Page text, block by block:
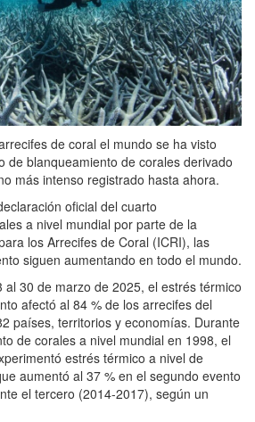
de coral el mundo se ha visto
de blanqueamiento de corales derivado
más intenso registrado hasta ahora.
oficial del cuarto
a nivel mundial por parte de la
los Arrecifes de Coral (ICRI), las
siguen aumentando en todo el mundo.
al 30 de marzo de 2025, el estrés térmico
afectó al 84 % de los arrecifes del
países, territorios y economías. Durante
de corales a nivel mundial en 1998, el
estrés térmico a nivel de
aumentó al 37 % en el segundo evento
el tercero (2014-2017), según un